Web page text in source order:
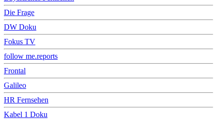
Die Frage
DW Doku
Fokus TV
follow me.reports
Frontal
Galileo
HR Fernsehen
Kabel 1 Doku